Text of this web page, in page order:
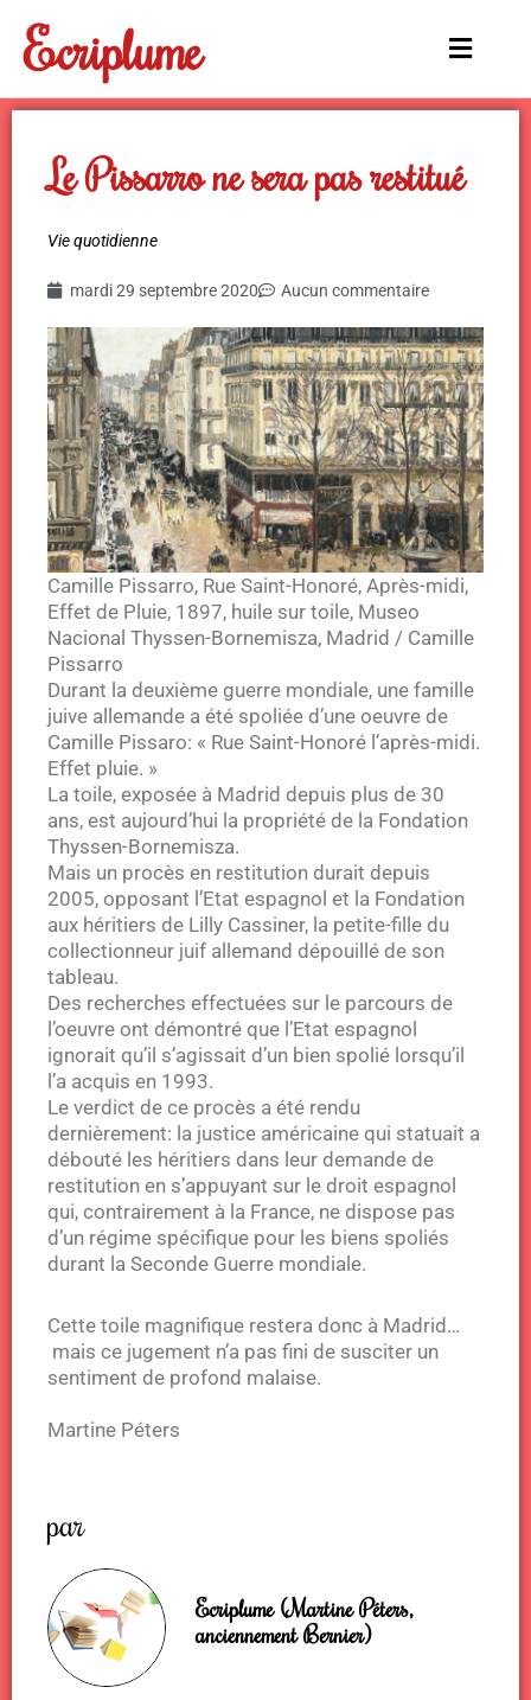
contenu
Ecriplume
Main
Le Pissarro ne sera pas restitué
Vie quotidienne
mardi 29 septembre 2020 Aucun commentaire
Camille Pissarro, Rue Saint-Honoré, Après-midi,
Effet de Pluie, 1897, huile sur toile, Museo
Nacional Thyssen-Bornemisza, Madrid / Camille
Pissarro
Durant la deuxième guerre mondiale, une famille
juive allemande a été spoliée d’une oeuvre de
Camille Pissaro: « Rue Saint-Honoré l’après-midi.
Effet pluie. »
La toile, exposée à Madrid depuis plus de 30
ans, est aujourd’hui la propriété de la Fondation
Thyssen-Bornemisza.
Mais un procès en restitution durait depuis
2005, opposant l’Etat espagnol et la Fondation
aux héritiers de Lilly Cassiner, la petite-fille du
collectionneur juif allemand dépouillé de son
tableau.
Des recherches effectuées sur le parcours de
l’oeuvre ont démontré que l’Etat espagnol
ignorait qu’il s’agissait d’un bien spolié lorsqu’il
l’a acquis en 1993.
Le verdict de ce procès a été rendu
dernièrement: la justice américaine qui statuait a
débouté les héritiers dans leur demande de
restitution en s’appuyant sur le droit espagnol
qui, contrairement à la France, ne dispose pas
d’un régime spécifique pour les biens spoliés
durant la Seconde Guerre mondiale.
Cette toile magnifique restera donc à Madrid…
mais ce jugement n’a pas fini de susciter un
sentiment de profond malaise.
Martine Péters
par
Ecriplume (Martine Péters,
anciennement Bernier)